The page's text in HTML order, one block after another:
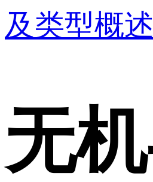
及类型概述
无